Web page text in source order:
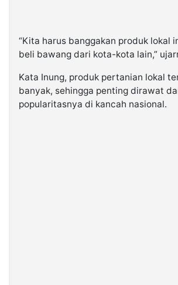
“Kita harus banggakan produk lokal
beli bawang dari kota-kota lain,”
Kata Inung, produk pertanian lokal
banyak, sehingga penting dirawat
popularitasnya di kancah nasional.